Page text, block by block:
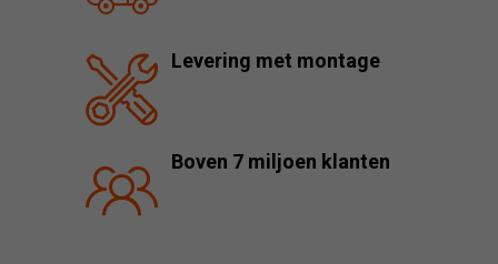
Levering met montage
Boven 7 miljoen klanten